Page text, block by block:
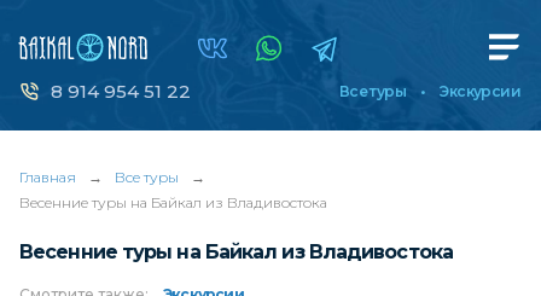
8 914 954 51 22 Все туры Экскурсии
Главная → Все туры
→
Весенние туры на Байкал из Владивостока
Весенние туры на Байкал из Владивостока